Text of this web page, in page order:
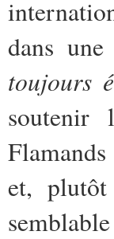
dans
toujours
soutenir
et,